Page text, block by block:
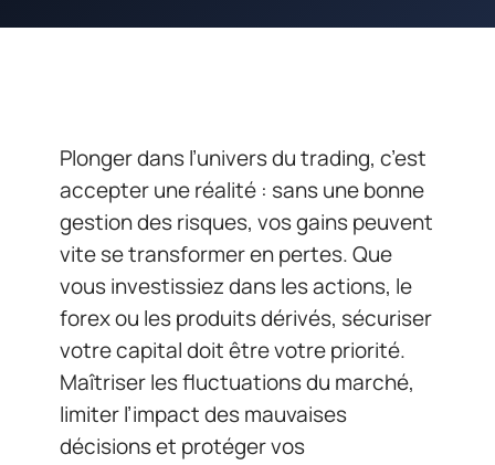
Plonger dans l’univers du trading, c’est
accepter une réalité : sans une bonne
gestion des risques, vos gains peuvent
vite se transformer en pertes. Que
vous investissiez dans les actions, le
forex ou les produits dérivés, sécuriser
votre capital doit être votre priorité.
Maîtriser les fluctuations du marché,
limiter l’impact des mauvaises
décisions et protéger vos